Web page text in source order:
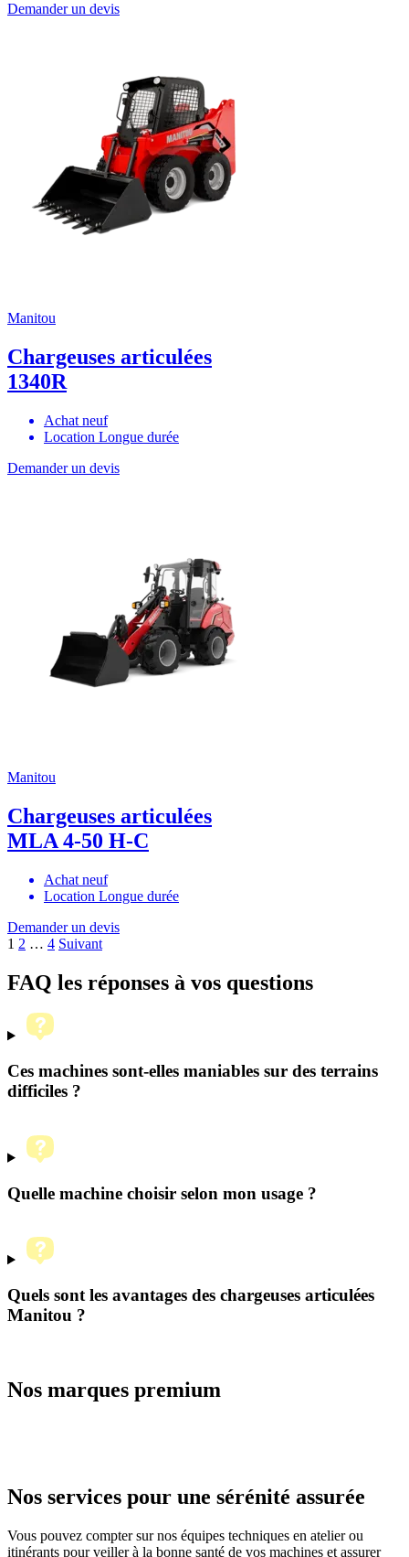
Demander un devis
Manitou
Chargeuses articulées
1340R
Achat neuf
Location Longue durée
Demander un devis
Manitou
Chargeuses articulées
MLA 4-50 H-C
Achat neuf
Location Longue durée
Demander un devis
Pagination
des
publications
1 2 … 4 Suivant
FAQ les réponses à vos questions
Ces machines sont-elles maniables sur des terrains
difficiles ?
Quelle machine choisir selon mon usage ?
Quels sont les avantages des chargeuses articulées
Manitou ?
Nos marques premium
Nos services pour une sérénité assurée
Vous pouvez compter sur nos équipes techniques en atelier ou
itinérants pour veiller à la bonne santé de vos machines et assurer